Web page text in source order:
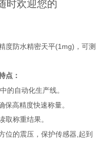
时欢迎您的
度防水精密天平(1mg) ，可测
点：
的自动化生产线。
保高精度快速称量。
取称重结果。
位的震压，保护传感器,起到